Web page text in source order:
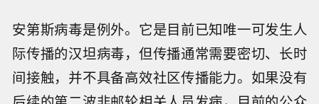
安第斯病毒是例外。它是目前已知唯一可发生人
际传播的汉坦病毒，但传播通常需要密切、长时
间接触，并不具备高效社区传播能力。如果没有